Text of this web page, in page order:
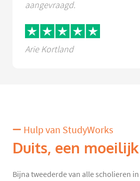
aangevraagd.
Arie Kortland
Hulp van StudyWorks
Duits, een
Bijna tweederde van alle scholieren